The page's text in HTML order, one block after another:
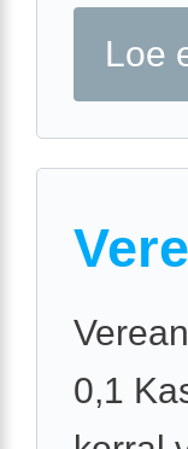
Loe
0,1